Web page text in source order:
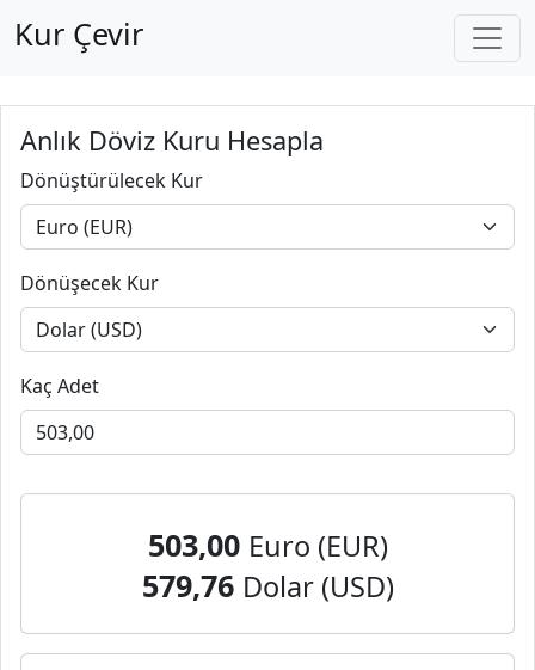
Kur Çevir
Anlık Döviz Kuru Hesapla
Dönüştürülecek Kur
Dönüşecek Kur
Kaç Adet
503,00 Euro (EUR)
579,76 Dolar (USD)